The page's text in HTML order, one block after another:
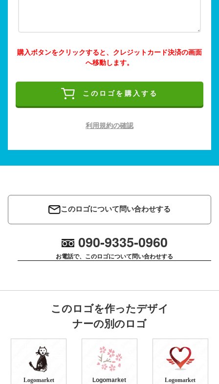
購入ボタンをクリックすると、クレジットカード決済の画面
へ移動します。
このロゴを購入する
利用規約の確認
このロゴについて問い合わせする
090-9335-0960
お電話で、このロゴについて問い合わせする
このロゴを作ったデザイ
ナーの別のロゴ
Logomarket Logomarket Logomarket